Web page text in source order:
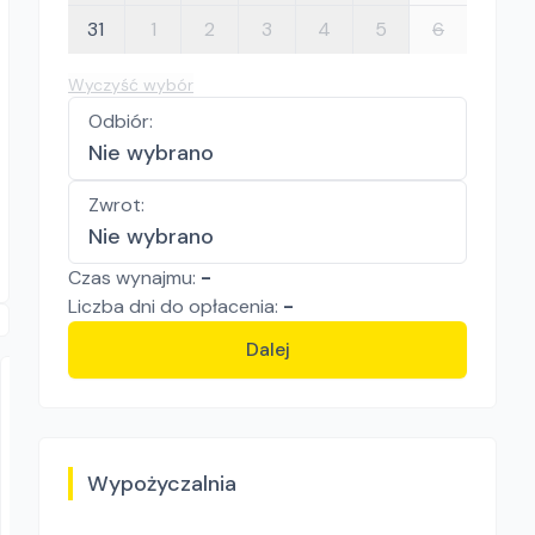
31
1 2 3 4 5 6
Wyczyść wybór
Odbiór:
Nie wybrano
Zwrot:
Nie wybrano
Czas wynajmu: -
Liczba dni do opłacenia: -
Dalej
Wypożyczalnia